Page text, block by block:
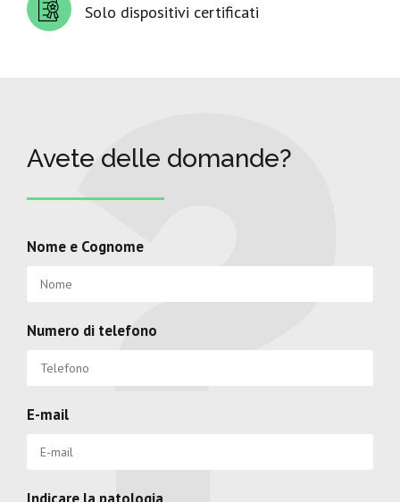
Solo dispositivi certificati
Avete delle domande?
Nome e Cognome
Numero di telefono
E-mail